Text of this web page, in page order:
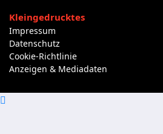
Kleingedrucktes
Impressum
Datenschutz
Cookie-Richtlinie
Anzeigen & Mediadaten